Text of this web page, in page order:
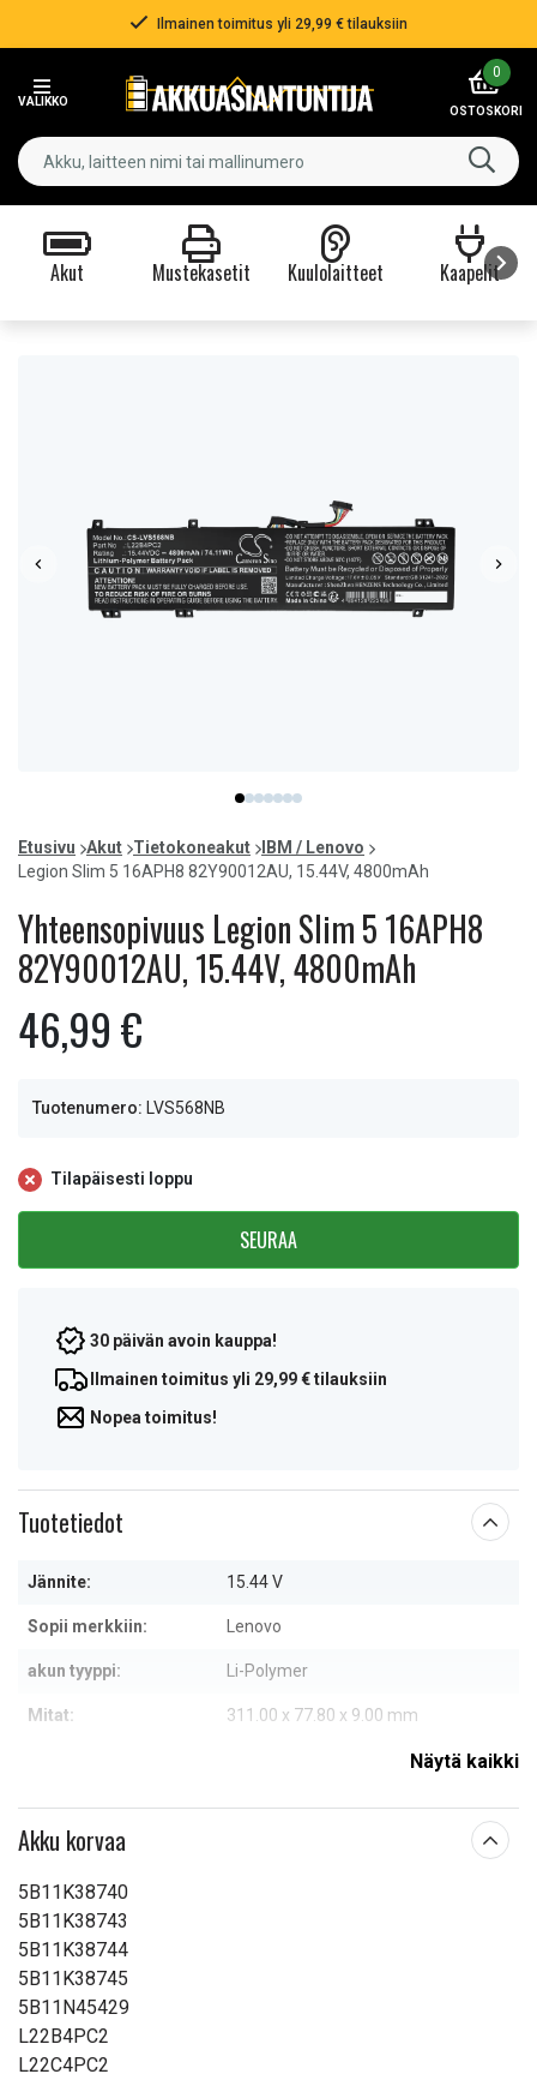
Ilmainen toimitus yli 29,99 € tilauksiin
VALIKKO
0
OSTOSKORI
Akut Mustekasetit Kuulolaitteet Kaapelit
item
0
item
1
item
2
item
3
item
4
item
5
item
6
of
7
Etusivu Akut Tietokoneakut
IBM / Lenovo
Legion Slim 5 16APH8 82Y90012AU, 15.44V, 4800mAh
Yhteensopivuus Legion Slim 5 16APH8
82Y90012AU, 15.44V, 4800mAh
46,99 €
Tuotenumero: LVS568NB
Tilapäisesti loppu
SEURAA
30 päivän avoin kauppa!
Ilmainen toimitus yli 29,99 € tilauksiin
Nopea toimitus!
Tuotetiedot
Jännite: 15.44 V
Sopii merkkiin: Lenovo
akun tyyppi: Li-Polymer
Mitat: 311.00 x 77.80 x 9.00 mm
Näytä kaikki
Akku korvaa
5B11K38740
5B11K38743
5B11K38744
5B11K38745
5B11N45429
L22B4PC2
L22C4PC2